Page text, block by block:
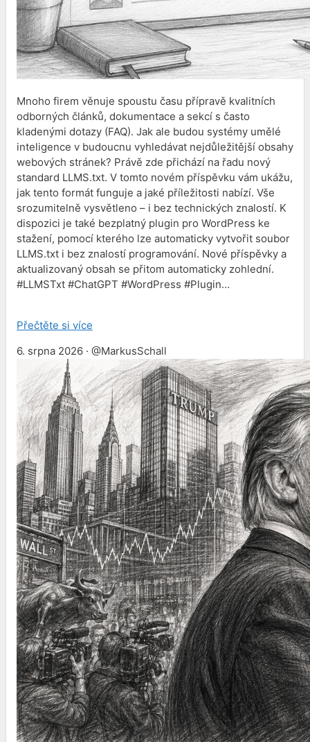
Mnoho firem věnuje spoustu času přípravě kvalitních
odborných článků, dokumentace a sekcí s často
kladenými dotazy (FAQ). Jak ale budou systémy umělé
inteligence v budoucnu vyhledávat nejdůležitější obsahy
webových stránek? Právě zde přichází na řadu nový
standard LLMS.txt. V tomto novém příspěvku vám ukážu,
jak tento formát funguje a jaké příležitosti nabízí. Vše
srozumitelně vysvětleno – i bez technických znalostí. K
dispozici je také bezplatný plugin pro WordPress ke
stažení, pomocí kterého lze automaticky vytvořit soubor
LLMS.txt i bez znalostí programování. Nové příspěvky a
aktualizovaný obsah se přitom automaticky zohlední.
#LLMSTxt #ChatGPT #WordPress #Plugin…
Přečtěte si více
6. srpna 2026 · @MarkusSchall